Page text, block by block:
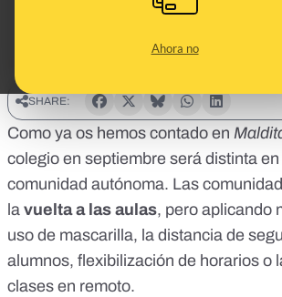
Ahora no
SHARE:
Como ya os hemos contado en
colegio en septiembre será distinta
comunidad autónoma. Las
la vuelta a las aulas, pero aplicando
uso de mascarilla, la distancia de
alumnos, flexibilización de horarios o
clases en remoto.